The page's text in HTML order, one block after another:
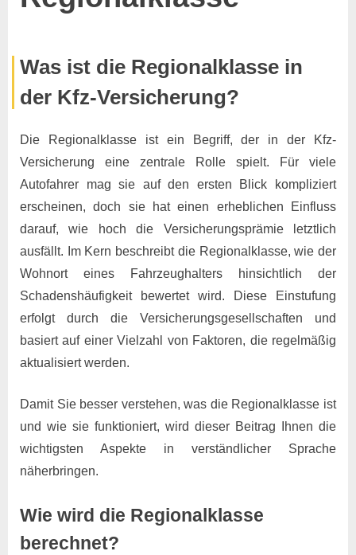
Posted
on
12.
November
2024
By
Marco
Keine
Kommentare zu
Regionalklasse
Was ist die Regionalklasse in
der Kfz-Versicherung?
Die Regionalklasse ist ein Begriff, der in der Kfz-
Versicherung eine zentrale Rolle spielt. Für viele
Autofahrer mag sie auf den ersten Blick kompliziert
erscheinen, doch sie hat einen erheblichen Einfluss
darauf, wie hoch die Versicherungsprämie letztlich
ausfällt. Im Kern beschreibt die Regionalklasse, wie der
Wohnort eines Fahrzeughalters hinsichtlich der
Schadenshäufigkeit bewertet wird. Diese Einstufung
erfolgt durch die Versicherungsgesellschaften und
basiert auf einer Vielzahl von Faktoren, die regelmäßig
aktualisiert werden.
Damit Sie besser verstehen, was die Regionalklasse ist
und wie sie funktioniert, wird dieser Beitrag Ihnen die
wichtigsten Aspekte in verständlicher Sprache
näherbringen.
Wie wird die Regionalklasse
berechnet?